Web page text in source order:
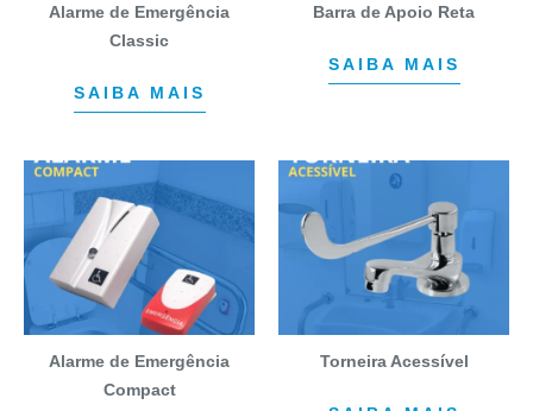
Alarme de Emergência
Classic
SAIBA MAIS
Barra de Apoio Reta
SAIBA MAIS
Alarme de Emergência
Compact
Torneira Acessível